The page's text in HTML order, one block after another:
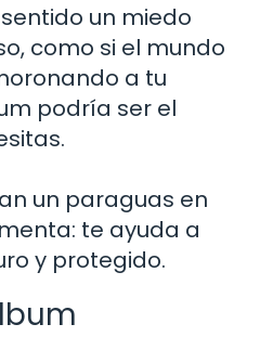
un miedo
como si el mundo
a tu
podría ser el
un paraguas en
te ayuda a
y protegido.